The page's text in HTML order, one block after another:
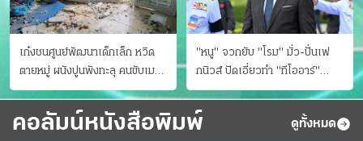
เก๋งชนศูนย์พัฒนาเด็กเล็ก หวิด
ตายหมู่ ผนังปูนพังทะลุ คนขับเมา
ยา
"หนู" จวกยับ "โรม" มั่ว-ปั่นเฟ
กนิวส์ ปัดเอี่ยวทํา "ทีโออาร์"
ต้นทางโกงสอบฉาว
คอลัมน์หนังสือพิมพ์ ดูทั้งหมด